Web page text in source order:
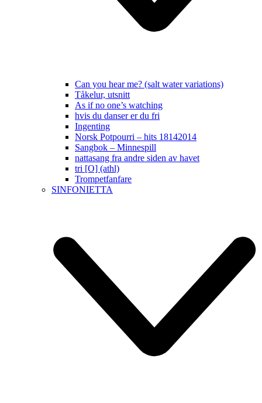
Can you hear me? (salt water variations)
Tåkelur, utsnitt
As if no one’s watching
hvis du danser er du fri
Ingenting
Norsk Potpourri – hits 18142014
Sangbok – Minnespill
nattasang fra andre siden av havet
tri [O] (athl)
Trompetfanfare
SINFONIETTA